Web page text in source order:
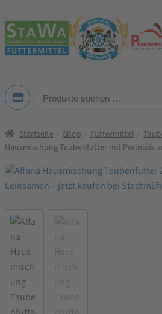
Zur
Navigation
springen
Zum
Inhalt
springen
Produkte
Startseite Shop Futtermittel
Hausmischung Taubenfutter mit Perlmais